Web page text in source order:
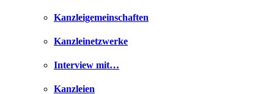
Kanzleigemeinschaften
Kanzleinetzwerke
Interview mit…
Kanzleien